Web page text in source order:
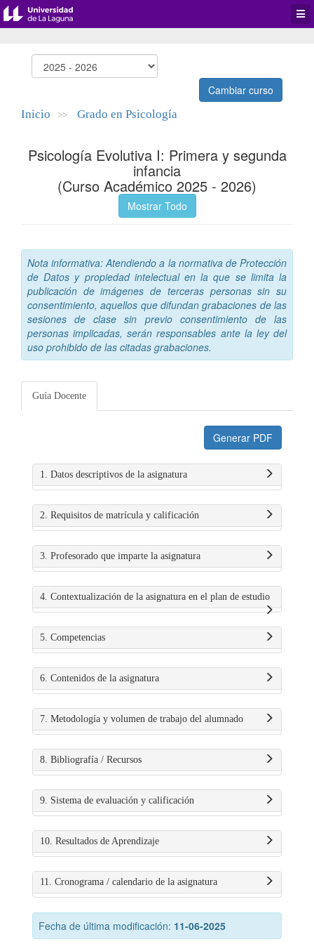
Cambiar curso
Inicio >> Grado en Psicología
Psicología Evolutiva I: Primera y segunda
infancia
(Curso Académico 2025 - 2026)
Mostrar Todo
Nota informativa: Atendiendo a la normativa de Protección
de Datos y propiedad intelectual en la que se limita la
publicación de imágenes de terceras personas sin su
consentimiento, aquellos que difundan grabaciones de las
sesiones de clase sin previo consentimiento de las
personas implicadas, serán responsables ante la ley del
uso prohibido de las citadas grabaciones.
Guía Docente
Generar PDF
1. Datos descriptivos de la asignatura
2. Requisitos de matrícula y calificación
3. Profesorado que imparte la asignatura
4. Contextualización de la asignatura en el plan de estudio
5. Competencias
6. Contenidos de la asignatura
7. Metodología y volumen de trabajo del alumnado
8. Bibliografía / Recursos
9. Sistema de evaluación y calificación
10. Resultados de Aprendizaje
11. Cronograma / calendario de la asignatura
Fecha de última modificación: 11-06-2025